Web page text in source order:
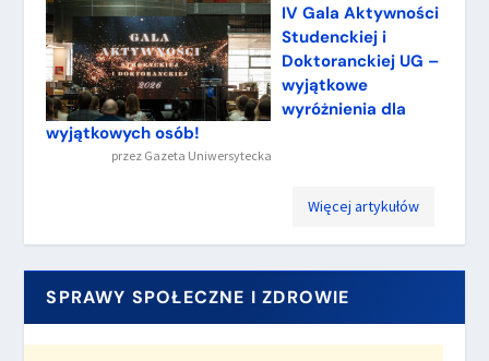
IV Gala Aktywności
Studenckiej i
Doktoranckiej UG –
wyjątkowe
wyróżnienia dla
wyjątkowych osób!
przez Gazeta Uniwersytecka
Więcej artykułów
SPRAWY SPOŁECZNE I ZDROWIE